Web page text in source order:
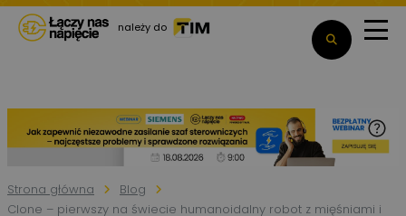
należy do
Strona główna
Blog
Clone – pierwszy na świecie humanoidalny robot z mięśniami i